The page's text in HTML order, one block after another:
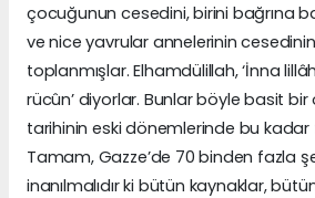
çocuğunun cesedini, birini bağrına
ve nice yavrular annelerinin
toplanmışlar. Elhamdülillah, ‘İnna
rücûn’ diyorlar. Bunlar böyle basit
tarihinin eski dönemlerinde bu kadar
Tamam, Gazze’de 70 binden fazla
inanılmalıdır ki bütün kaynaklar,